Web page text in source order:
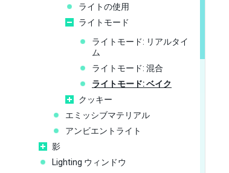
ライトの使用
ライトモード
ライトモード: リアルタイ
ム
ライトモード: 混合
ライトモード: ベイク
クッキー
エミッシブマテリアル
アンビエントライト
影
Lighting ウィンドウ